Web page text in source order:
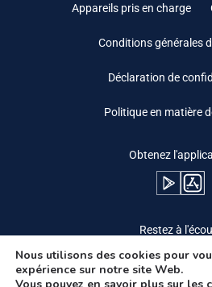
Appareils pris en charge
Conditions générales
Déclaration de
Politique en matière
Obtenez
Restez à
Nous utilisons des cookies pour
expérience sur notre site Web.